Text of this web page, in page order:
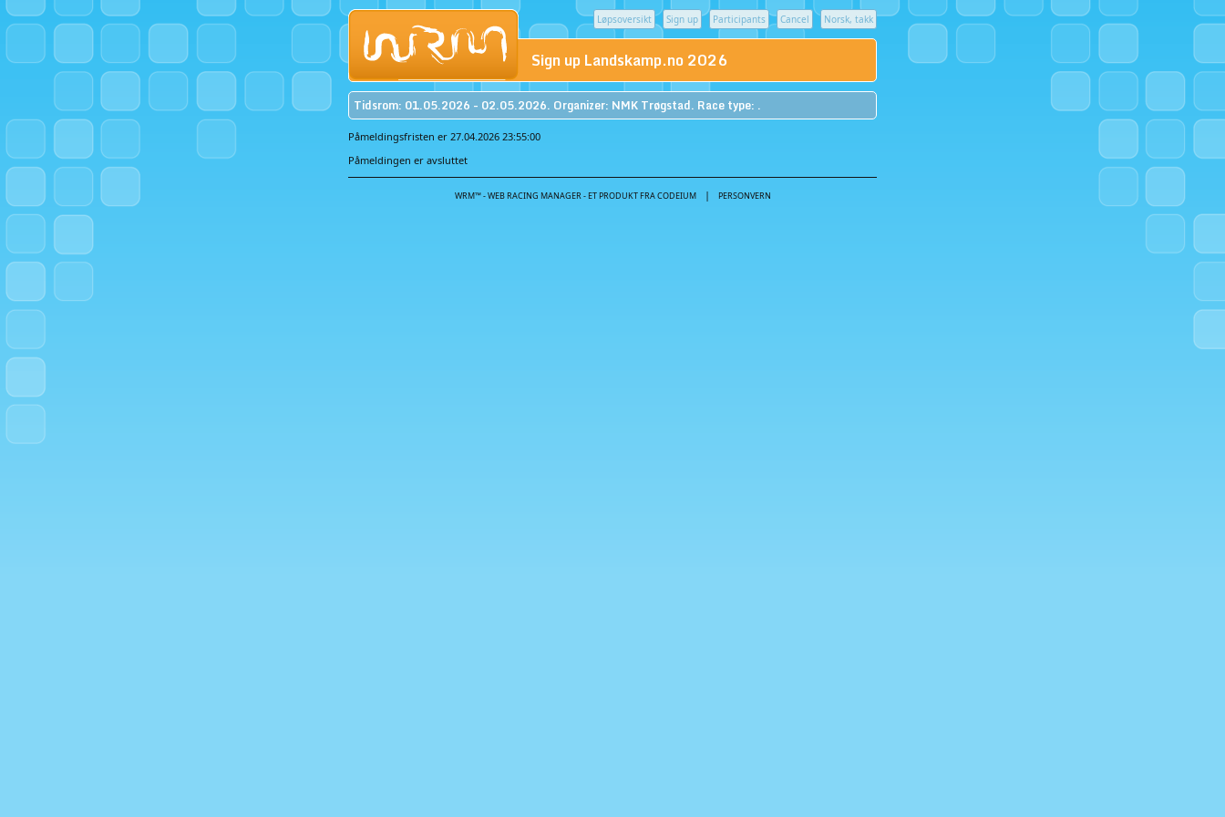
Løpsoversikt Sign up Participants Cancel Norsk, takk
Sign up Landskamp.no 2026
Tidsrom: 01.05.2026 - 02.05.2026. Organizer: NMK Trøgstad. Race type: .
Påmeldingsfristen er 27.04.2026 23:55:00
Påmeldingen er avsluttet
WRM™ - WEB RACING MANAGER - ET PRODUKT FRA CODEIUM| PERSONVERN